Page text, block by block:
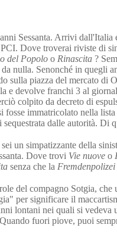
Sessanta. Arrivi dall'Italia
Dove troverai riviste di
del Popolo o Rinascita ?
nulla. Senonché in quegli
sulla piazza del mercato di
e devolve franchi 3 al
colpito da decreto di
fosse immatricolato nella lista
dalle autorità. Di
un simpatizzante della
Dove trovi Vie nuove o
senza che la Fremdenpolizei
del compagno Sotgia, che
per significare il
lontani nei quali si vedeva
fuori piove, puoi